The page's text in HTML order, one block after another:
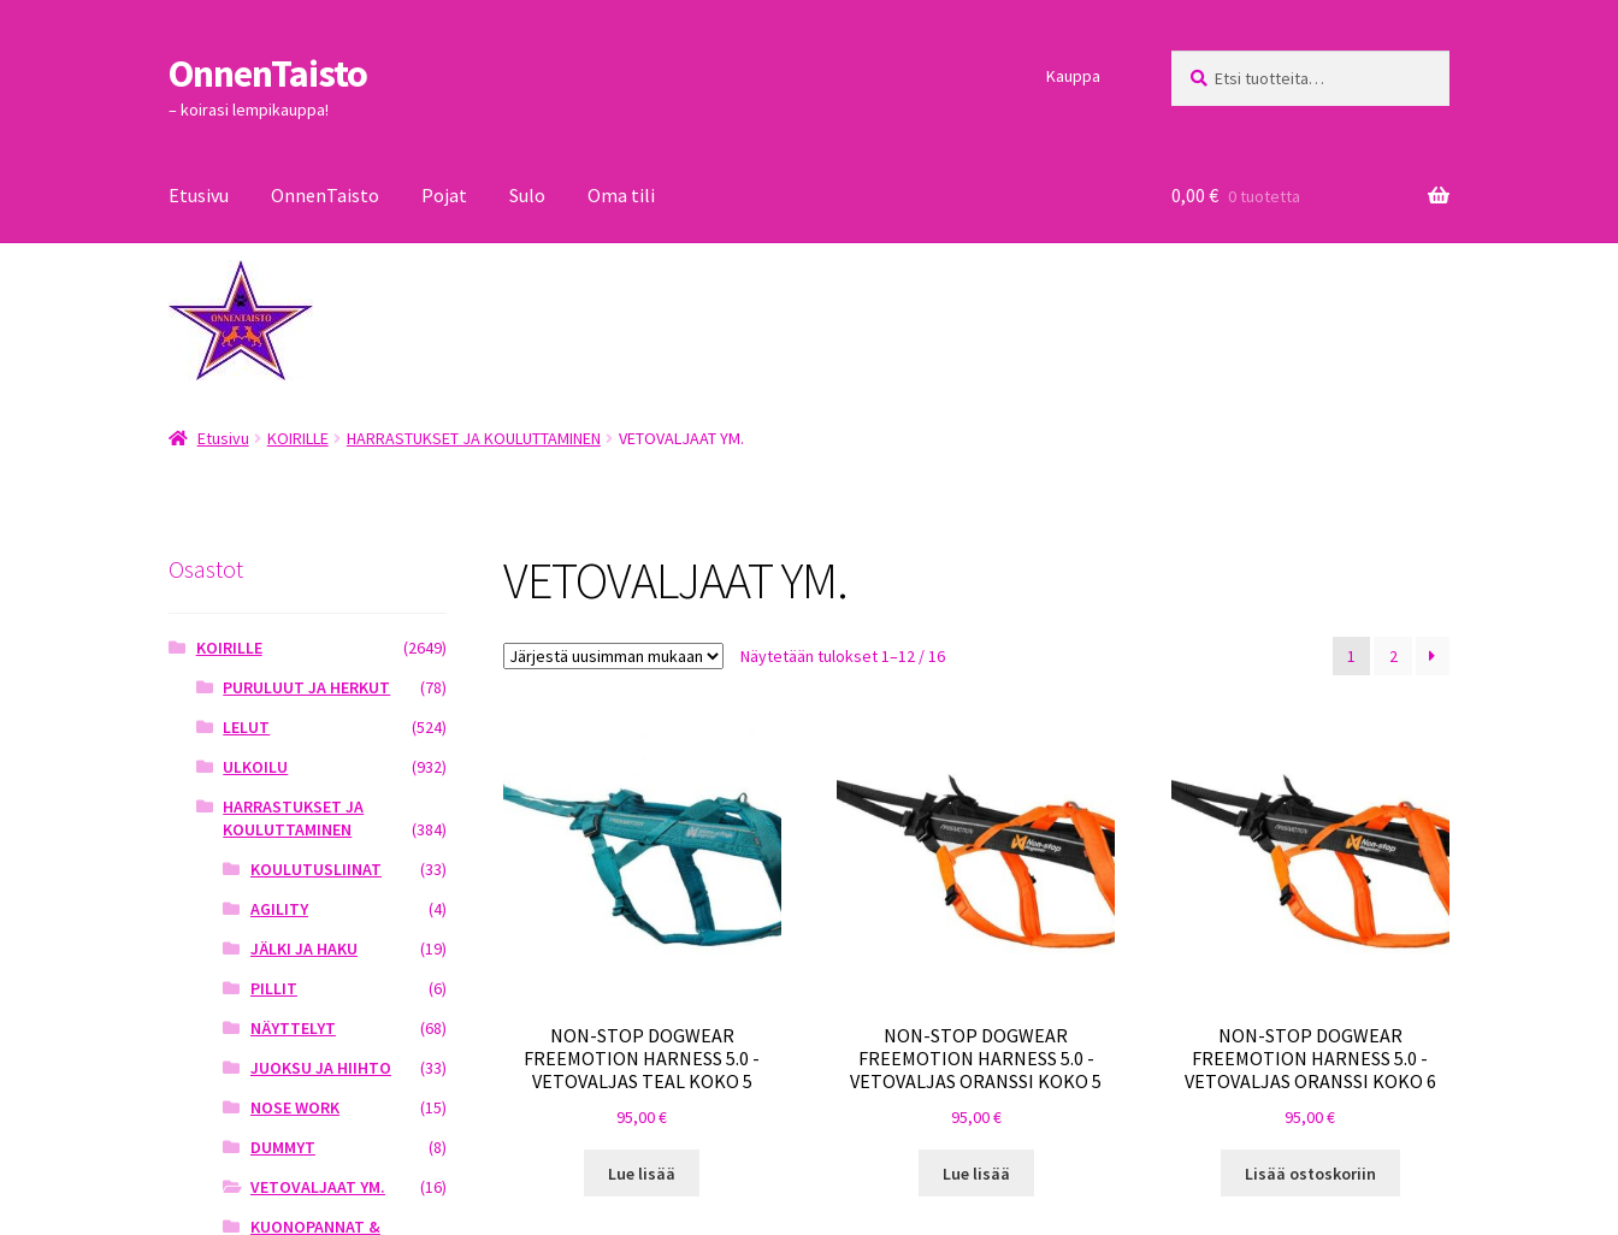
Siirry
navigointiin
Siirry
sisältöön
OnnenTaisto
– koirasi lempikauppa!
Kauppa
Etusivu OnnenTaisto Pojat Sulo Oma tili
Kassa
0,00 € 0 tuotetta
Etusivu KOIRILLE HARRASTUKSET JA KOULUTTAMINEN VETOVALJAAT YM.
VETOVALJAAT YM.
Näytetään tulokset 1–12 / 16Sorted
1 2
NON-STOP DOGWEAR
FREEMOTION HARNESS 5.0 -
VETOVALJAS TEAL KOKO 5
95,00€
Lue lisää
NON-STOP DOGWEAR
FREEMOTION HARNESS 5.0 -
VETOVALJAS ORANSSI KOKO 5
95,00€
Lue lisää
NON-STOP DOGWEAR
FREEMOTION HARNESS 5.0 -
VETOVALJAS ORANSSI KOKO 6
95,00€
Lisää ostoskoriin
Osastot
KOIRILLE
(2649)
PURULUUT JA HERKUT
(78)
LELUT
(524)
ULKOILU
(932)
HARRASTUKSET JA
KOULUTTAMINEN
(384)
KOULUTUSLIINAT
(33)
AGILITY
(4)
JÄLKI JA HAKU
(19)
PILLIT
(6)
NÄYTTELYT
(68)
JUOKSU JA HIIHTO
(33)
NOSE WORK
(15)
DUMMYT
(8)
VETOVALJAAT YM.
(16)
KUONOPANNAT &